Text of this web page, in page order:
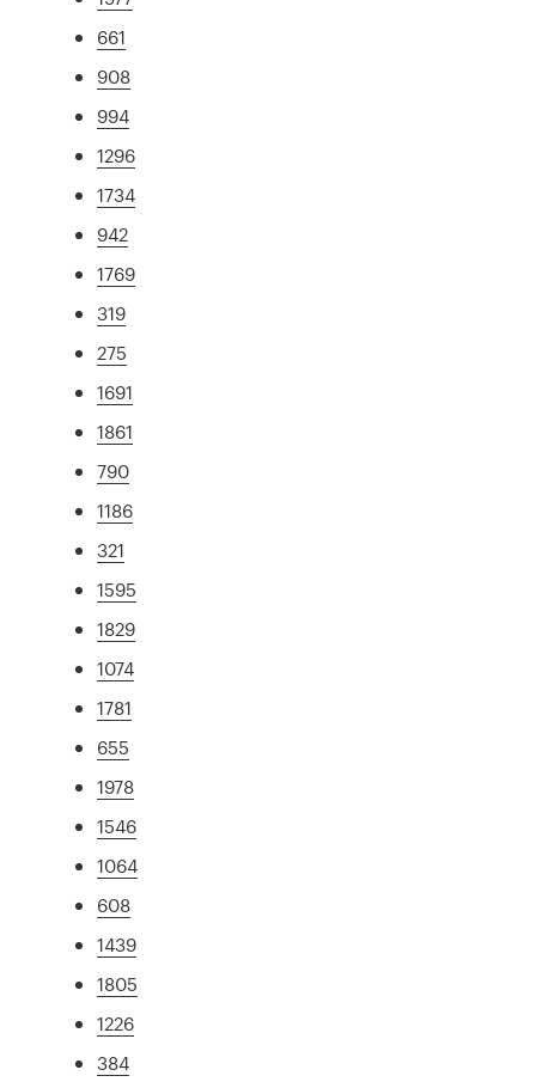
661
908
994
1296
1734
942
1769
319
275
1691
1861
790
1186
321
1595
1829
1074
1781
655
1978
1546
1064
608
1439
1805
1226
384